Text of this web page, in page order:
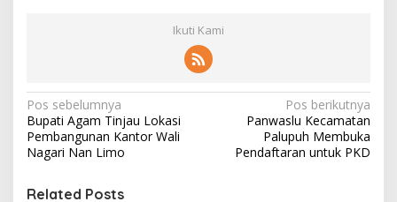
Ikuti Kami
N
a
v
i
Pos sebelumnya
Bupati Agam Tinjau Lokasi
Pembangunan Kantor Wali
Nagari Nan Limo
Pos berikutnya
Panwaslu Kecamatan
Palupuh Membuka
Pendaftaran untuk PKD
Related Posts